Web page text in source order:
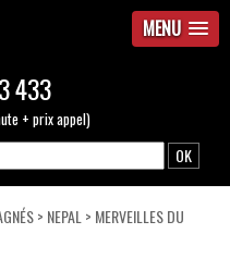
MENU
433
+ prix appel)
> NEPAL > MERVEILLES DU